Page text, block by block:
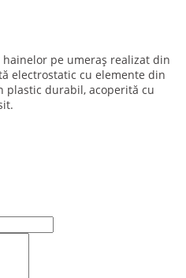
pe umeraș realizat din
electrostatic cu elemente din
plastic durabil, acoperită cu